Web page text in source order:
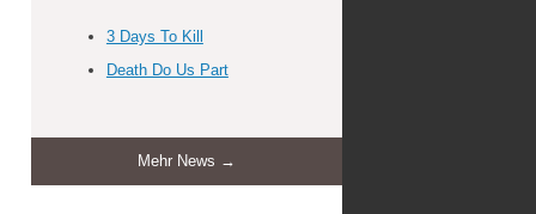
3 Days To Kill
Death Do Us Part
Mehr News →